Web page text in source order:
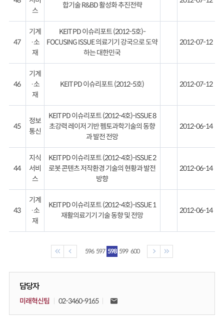
스
합기술 R&BD 활성화 추진전략
47
기계
·소
재
KEIT PD 이슈리포트 (2012-5호)-
FOCUSING ISSUE 의료기기 강국으로 도약
하는 대한민국
2012-07-12
46
기계
·소
재
KEIT PD 이슈리포트 (2012-5호) 2012-07-12
45
정보
통신
KEIT PD 이슈리포트 (2012-4호)-ISSUE 8
초강력 레이저 기반 펨토과학기술의 동향
과 발전 전망
2012-06-14
44
지식
서비
스
KEIT PD 이슈리포트 (2012-4호)-ISSUE 2
로봇 콘텐츠 저작환경 기술의 현황과 발전
방향
2012-06-14
43
기계
·소
재
KEIT PD 이슈리포트 (2012-4호)-ISSUE 1
재활의료기기 기술 동향 및 전망
2012-06-14
596 597 598 599 600
담당자
미래혁신팀 02-3460-9165